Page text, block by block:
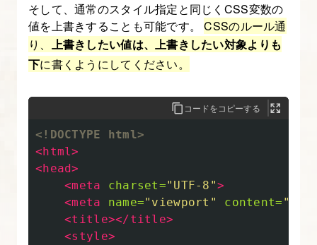
そして、通常のスタイル指定と同じくCSS変数の
値を上書きすることも可能です。CSSのルール通
り、 上書きしたい値は、上書きしたい対象よりも
下に書くようにしてください。
コードをコピーする
<!DOCTYPE html>
<html>
<head>
<meta
charset="UTF-8">
<meta
name="viewport" content=
<title></title>
<style>